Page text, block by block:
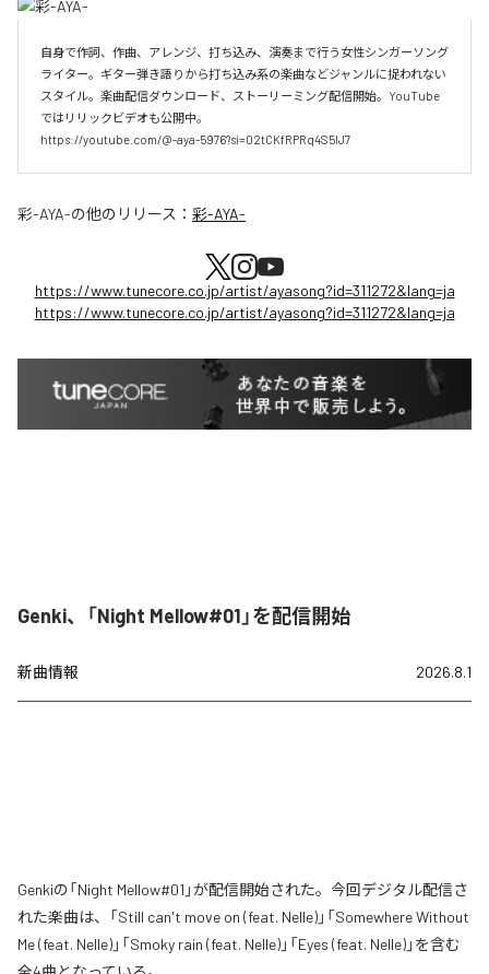
自身で作詞、作曲、アレンジ、打ち込み、演奏まで行う女性シンガーソング
ライター。ギター弾き語りから打ち込み系の楽曲などジャンルに捉われない
スタイル。楽曲配信ダウンロード、ストーリーミング配信開始。YouTube
ではリリックビデオも公開中。
https://youtube.com/@-aya-5976?si=02tCKfRPRq4S5lJ7
彩-AYA-の他のリリース： 彩-AYA-
https://www.tunecore.co.jp/artist/ayasong?id=311272&lang=ja
https://www.tunecore.co.jp/artist/ayasong?id=311272&lang=ja
Genki、「Night Mellow#01」を配信開始
新曲情報 2026.8.1
Genkiの「Night Mellow#01」が配信開始された。今回デジタル配信さ
れた楽曲は、「Still can't move on (feat. Nelle)」「Somewhere Without
Me (feat. Nelle)」「Smoky rain (feat. Nelle)」「Eyes (feat. Nelle)」を含む